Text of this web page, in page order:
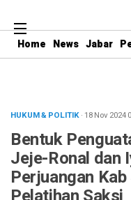
Home News Jabar
HUKUM & POLITIK· 18 Nov 2024
Bentuk
Jeje-Ronal dan
Perjuangan